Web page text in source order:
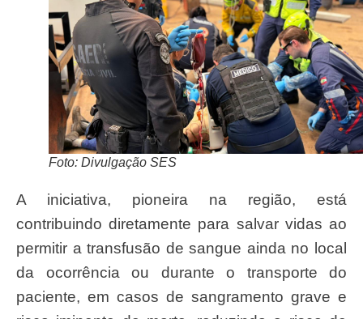
Foto: Divulgação SES
A iniciativa, pioneira na região, está
contribuindo diretamente para salvar vidas ao
permitir a transfusão de sangue ainda no local
da ocorrência ou durante o transporte do
paciente, em casos de sangramento grave e